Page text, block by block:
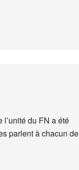
l’unité du FN a été
parlent à chacun de